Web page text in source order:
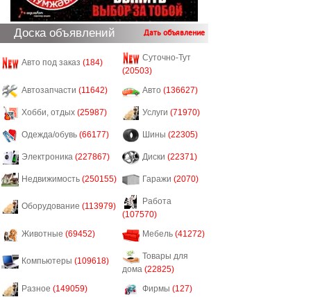
Доска объявлений Дать объявление
Авто под заказ (184)
Суточно-Тут
(20503)
Автозапчасти (11642) Авто (136627)
Хобби, отдых (25987) Услуги (71970)
Одежда/обувь (66177) Шины (22305)
Электроника (227867) Диски (22371)
Недвижимость (250155) Гаражи (2070)
Оборудование (113979)
Работа
(107570)
Животные (69452) Мебель (41272)
Компьютеры (109618)
Товары для
дома (22825)
Разное (149059) Фирмы (127)